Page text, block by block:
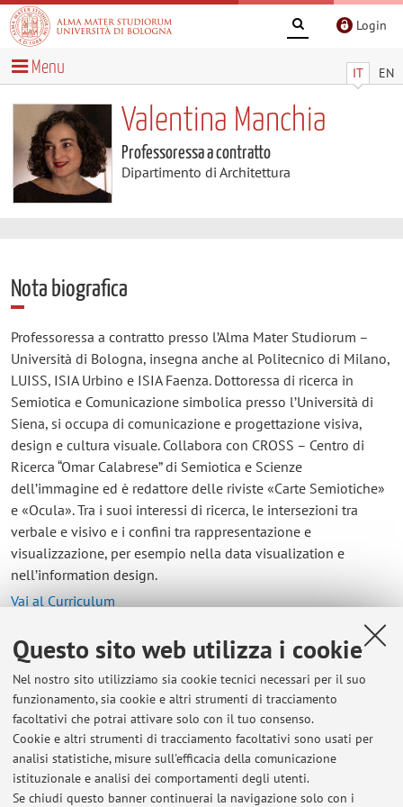
Questo sito web utilizza i cookie
Nel nostro sito utilizziamo sia cookie tecnici necessari per il suo
funzionamento, sia cookie e altri strumenti di tracciamento
facoltativi che potrai attivare solo con il tuo consenso.
Cookie e altri strumenti di tracciamento facoltativi sono usati per
analisi statistiche, misure sull'efficacia della comunicazione
istituzionale e analisi dei comportamenti degli utenti.
Se chiudi questo banner continuerai la navigazione solo con i
Login
IT EN
Menu
Valentina Manchia
Professoressa a contratto
Dipartimento di Architettura
Nota biografica
Professoressa a contratto presso l’Alma Mater Studiorum –
Università di Bologna, insegna anche al Politecnico di Milano,
LUISS, ISIA Urbino e ISIA Faenza. Dottoressa di ricerca in
Semiotica e Comunicazione simbolica presso l’Università di
Siena, si occupa di comunicazione e progettazione visiva,
design e cultura visuale. Collabora con CROSS – Centro di
Ricerca “Omar Calabrese” di Semiotica e Scienze
dell’immagine ed è redattore delle riviste «Carte Semiotiche»
e «Ocula». Tra i suoi interessi di ricerca, le intersezioni tra
verbale e visivo e i confini tra rappresentazione e
visualizzazione, per esempio nella data visualization e
nell’information design.
Vai al Curriculum
Contatti
E-mail: valentina.manchia@unibo.it
Dipartimento di Architettura
Viale del Risorgimento 2, Bologna -
Vai alla mappa